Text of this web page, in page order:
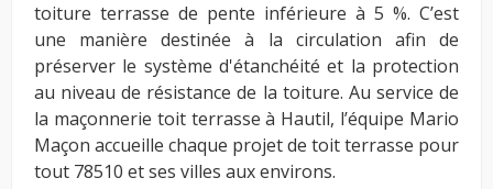
toiture terrasse de pente inférieure à 5 %. C’est
une manière destinée à la circulation afin de
préserver le système d'étanchéité et la protection
au niveau de résistance de la toiture. Au service de
la maçonnerie toit terrasse à Hautil, l’équipe Mario
Maçon accueille chaque projet de toit terrasse pour
tout 78510 et ses villes aux environs.